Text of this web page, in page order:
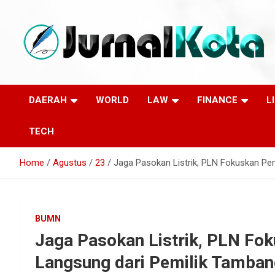
content
JURNALKOTA.NET
DAERAH WORLD LAW FINANCE
TECH
Home Agustus 23 Jaga Pasokan Listrik, PLN Fokuskan
BUMN
Jaga Pasokan Listrik, PLN
Langsung dari Pemilik